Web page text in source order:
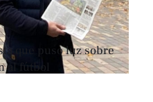
que puso luz sobre
al fútbol